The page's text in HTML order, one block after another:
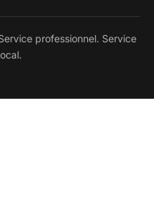
professionnel. Service